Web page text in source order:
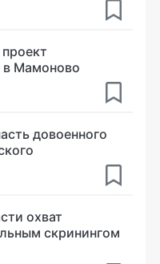
в Мамоново
довоенного
охват
скринингом